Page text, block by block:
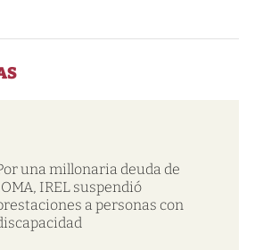
una millonaria deuda de
IREL suspendió
a personas con